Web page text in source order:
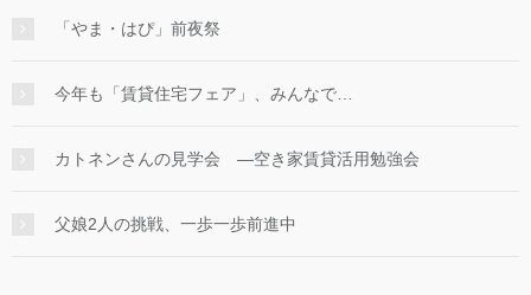
「やま・はぴ」前夜祭
今年も「賃貸住宅フェア」、みんなで…
カトネンさんの見学会 ―空き家賃貸活用勉強会
父娘2人の挑戦、一歩一歩前進中